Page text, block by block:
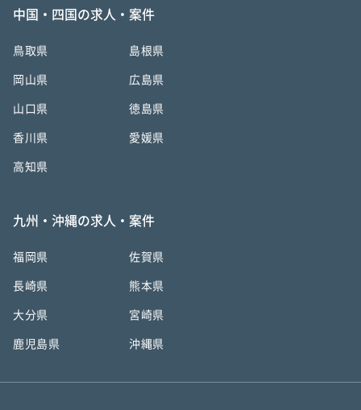
中国・四国の求人・案件
鳥取県 島根県
岡山県 広島県
山口県 徳島県
香川県 愛媛県
高知県
九州・沖縄の求人・案件
福岡県 佐賀県
長崎県 熊本県
大分県 宮崎県
鹿児島県 沖縄県